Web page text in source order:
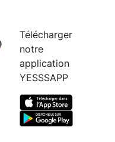
Télécharger
notre
application
YESSSAPP